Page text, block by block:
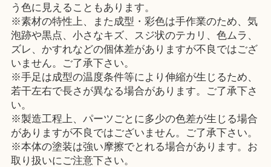
う色に見えることもあります。
※素材の特性上、また成型・彩色は手作業のため、気
泡跡や黒点、小さなキズ、スジ状のテカリ、色ムラ、
ズレ、かすれなどの個体差がありますが不良ではござ
いません。ご了承下さい。
※手足は成型の温度条件等により伸縮が生じるため、
若干左右で長さが異なる場合があります。ご了承下さ
い。
※製造工程上、パーツごとに多少の色差が生じる場合
がありますが不良ではございません。ご了承下さい。
※本体の塗装は強い摩擦でとれる場合があります。お
取り扱いにご注意下さい。